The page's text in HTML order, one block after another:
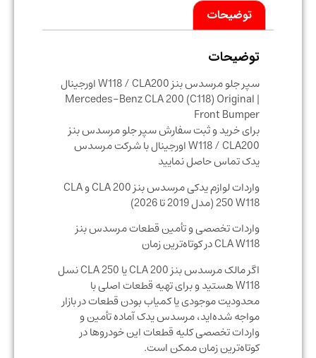
توضیحات
توضیحات
سپر جلو مرسدس بنز W118 / CLA200 اورجینال
| Mercedes-Benz CLA 200 (C118) Original
Front Bumper
برای خرید و ثبت سفارش سپر جلو مرسدس بنز
W118 / CLA200 اورجینال با شرکت مرسدس
یدک تماس حاصل نمایید
واردات لوازم یدکی مرسدس بنز CLA 200 و CLA
250 W118 (مدل 2019 تا 2026)
واردات تخصصی و تأمین قطعات مرسدس بنز
CLA W118 در کوتاه‌ترین زمان
اگر مالک مرسدس بنز CLA 200 یا CLA 250 نسل
W118 هستید و برای تهیه قطعات اصلی با
محدودیت موجودی یا کمیاب بودن قطعات در بازار
مواجه شده‌اید، مرسدس یدک آماده تأمین و
واردات تخصصی کلیه قطعات این خودروها در
کوتاه‌ترین زمان ممکن است.